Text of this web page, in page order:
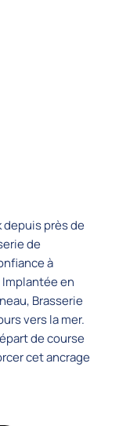
depuis près de
de
à
en
Brasserie
vers la mer.
de course
cet ancrage